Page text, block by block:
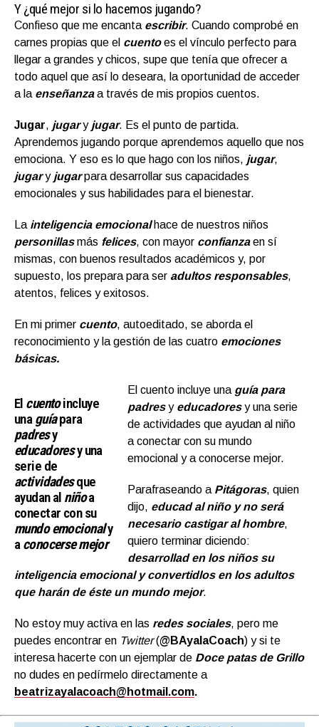
Y ¿qué mejor si lo hacemos jugando?
Confieso que me encanta escribir. Cuando comprobé en
carnes propias que el cuentoes el vínculo perfecto para
llegar a grandes y chicos, supe que tenía que ofrecer a
todo aquel que así lo deseara, la oportunidad de acceder
a la enseñanzaa través de mis propios cuentos.
Jugar, jugar y jugar. Es el punto de partida.
Aprendemos jugando porque aprendemos aquello que nos
emociona. Y eso es lo que hago con los niños, jugar,
jugary jugarpara desarrollar sus capacidades
emocionales y sus habilidades para el bienestar.
La inteligencia emocional hace de nuestros niños
personillasmás felices, con mayor confianzaen sí
mismas, con buenos resultados académicos y, por
supuesto, los prepara para ser adultos responsables,
atentos, felices y exitosos.
En mi primer cuento, autoeditado, se aborda el
reconocimiento y la gestión de las cuatro emociones
básicas.
El cuentoincluye
unaguíapara
padresy
educadoresy una
serie de
actividadesque
ayudan al niñoa
conectar con su
mundo emocionaly
aconocerse mejor
El cuento incluye una guía para
padresy educadoresy una serie
de actividades que ayudan al niño
a conectar con su mundo
emocional y a conocerse mejor.
Parafraseando a Pitágoras, quien
dijo, educad al niño y no será
necesario castigar al hombre,
quiero terminar diciendo:
desarrollad en los niños su
inteligencia emocional y convertidlos en los adultos
que harán de éste un mundo mejor.
No estoy muy activa en las redes sociales, pero me
puedes encontrar en Twitter(@BAyalaCoach) y si te
interesa hacerte con un ejemplar de Doce patas de Grillo
no dudes en pedírmelo directamente a
beatrizayalacoach@hotmail.com.